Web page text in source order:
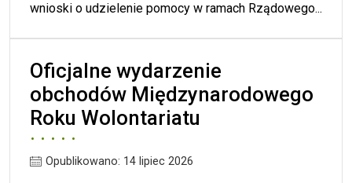
wnioski o udzielenie pomocy w ramach Rządowego...
Oficjalne wydarzenie
obchodów Międzynarodowego
Roku Wolontariatu
Opublikowano: 14 lipiec 2026